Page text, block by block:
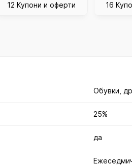
12 Купони и оферти 16
Обувки,
25%
да